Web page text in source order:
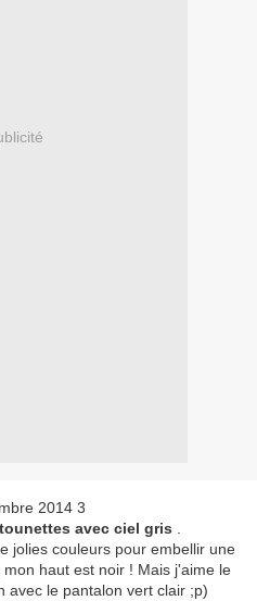
avec ciel gris
jolies couleurs pour embellir une
haut est noir ! Mais j'aime le
avec le pantalon vert clair ;p)